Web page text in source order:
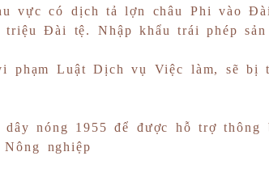
vực có dịch tả lợn châu Phi vào
Đài tệ. Nhập khẩu trái phép
phạm Luật Dịch vụ Việc làm, sẽ bị
nóng 1955 để được hỗ trợ thông
nghiệp